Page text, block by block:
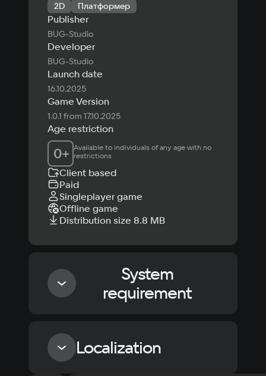
2D Платформер
Publisher
BUG-Studio
Developer
BUG-Studio
Launch date
16.10.2025
Game Version
1.0.1 from 17.10.2025
Age restriction
0+ Available to individuals of any age with no
restrictions
Client based
Paid
Singleplayer game
Offline game
Distribution size 8.8 MB
System
requirement
MinimumLocalization